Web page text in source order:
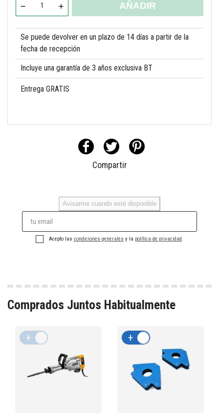
AÑADIR
Se puede devolver en un plazo de 14 días a partir de la
fecha de recepción
Incluye una garantía de 3 años exclusiva BT
Entrega GRATIS
Compartir
Avisarme cuando esté disponible
Acepto las condiciones generales y la política de privacidad .
Comprados Juntos Habitualmente
+ +